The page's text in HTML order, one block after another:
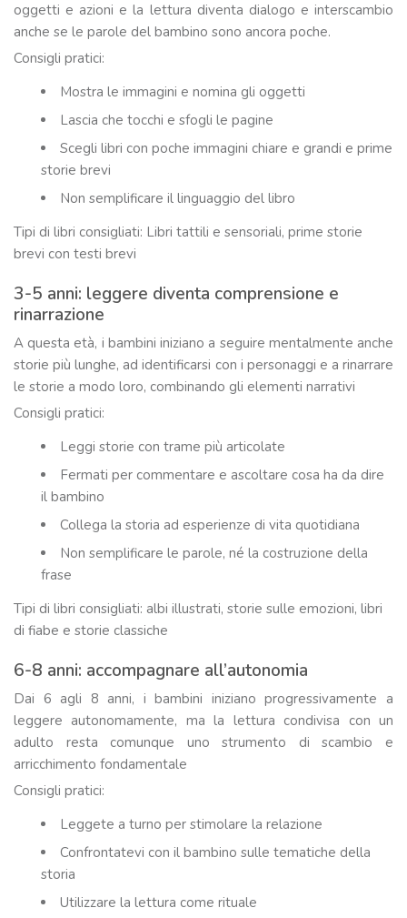
oggetti e azioni e la lettura diventa dialogo e interscambio
anche se le parole del bambino sono ancora poche.
Consigli pratici:
Mostra le immagini e nomina gli oggetti
Lascia che tocchi e sfogli le pagine
Scegli libri con poche immagini chiare e grandi e prime
storie brevi
Non semplificare il linguaggio del libro
Tipi di libri consigliati: Libri tattili e sensoriali, prime storie
brevi con testi brevi
3-5 anni: leggere diventa comprensione e
rinarrazione
A questa età, i bambini iniziano a seguire mentalmente anche
storie più lunghe, ad identificarsi con i personaggi e a rinarrare
le storie a modo loro, combinando gli elementi narrativi
Consigli pratici:
Leggi storie con trame più articolate
Fermati per commentare e ascoltare cosa ha da dire
il bambino
Collega la storia ad esperienze di vita quotidiana
Non semplificare le parole, né la costruzione della
frase
Tipi di libri consigliati: albi illustrati, storie sulle emozioni, libri
di fiabe e storie classiche
6-8 anni: accompagnare all’autonomia
Dai 6 agli 8 anni, i bambini iniziano progressivamente a
leggere autonomamente, ma la lettura condivisa con un
adulto resta comunque uno strumento di scambio e
arricchimento fondamentale
Consigli pratici:
Leggete a turno per stimolare la relazione
Confrontatevi con il bambino sulle tematiche della
storia
Utilizzare la lettura come rituale